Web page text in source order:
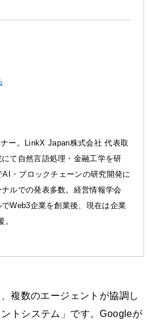
ー。LinkX Japan株式会社 代表取
て自然言語処理・金融工学を研
・ブロックチェーンの研究開発に
ルでの発表多数。経営情報学会
Web3企業を創業後、現在は企業
複数のエージェントが協調し
トシステム」です。Googleが